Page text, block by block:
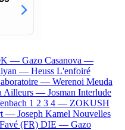
— Gazo Casanova —
— Heuss L'enfoiré
— Werenoi Meuda
Ailleurs — Josman Interlude
1 2 3 4 — ZOKUSH
— Joseph Kamel Nouvelles
Favé (FR) DIE — Gazo